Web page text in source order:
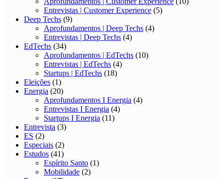
Entrevistas | Customer Experience (5)
Deep Techs (9)
Aprofundamentos | Deep Techs (4)
Entrevistas | Deep Techs (4)
EdTechs (34)
Aprofundamentos | EdTechs (10)
Entrevistas | EdTechs (4)
Startups | EdTechs (18)
Eleições (1)
Energia (20)
Aprofundamentos I Energia (4)
Entrevistas I Energia (4)
Startups I Energia (11)
Entrevista (3)
ES (2)
Especiais (2)
Estudos (41)
Espírito Santo (1)
Mobilidade (2)